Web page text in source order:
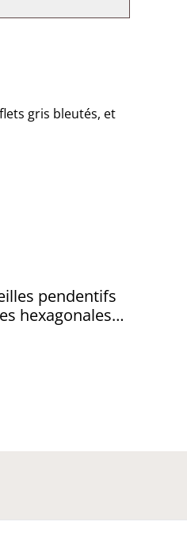
gris bleutés, et
pendentifs
hexagonales